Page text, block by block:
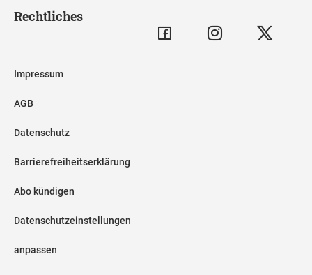
Rechtliches
Impressum
AGB
Datenschutz
Barrierefreiheitserklärung
Abo kündigen
Datenschutzeinstellungen
anpassen